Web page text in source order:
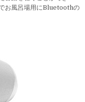
お風呂場用にBluetoothの